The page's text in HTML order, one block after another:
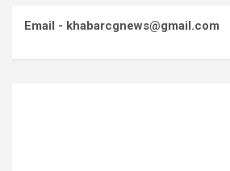
Email - khabarcgnews@gmail.com